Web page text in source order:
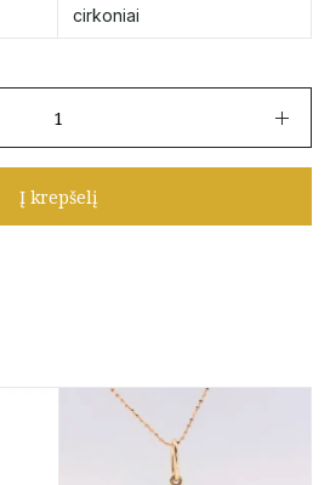
cirkoniai
Į krepšelį